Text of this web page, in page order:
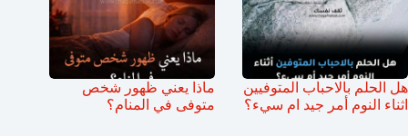
هل الحلم بالاحباب المتوفيين
اثناء النوم أمر جيد ام سيء؟
ماذا يعني ظهور شخص
متوفى في المنام؟